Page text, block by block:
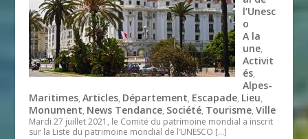
l’Unesc
o
A la
une,
Activit
és,
Alpes-
Maritimes,Articles, Département, Escapade, Lieu,
Monument, News Tendance, Société, Tourisme,Ville
Mardi 27 juillet 2021, le Comité du patrimoine mondial a inscrit
sur la Liste du patrimoine mondial de l’UNESCO […]